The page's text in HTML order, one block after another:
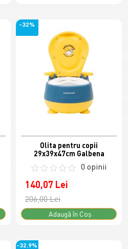
-32%
Olita pentru copii
29x39x47cm Galbena
0 opinii
140,07 Lei
206,00 Lei
Adaugă în Coş
-32.9%